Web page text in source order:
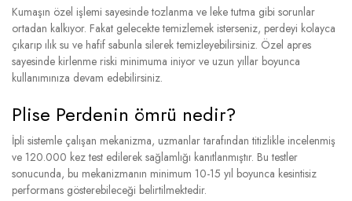
Kumaşın özel işlemi sayesinde tozlanma ve leke tutma gibi sorunlar
ortadan kalkıyor. Fakat gelecekte temizlemek isterseniz, perdeyi kolayca
çıkarıp ılık su ve hafif sabunla silerek temizleyebilirsiniz. Özel apres
sayesinde kirlenme riski minimuma iniyor ve uzun yıllar boyunca
kullanımınıza devam edebilirsiniz.
Plise Perdenin ömrü nedir?
İpli sistemle çalışan mekanizma, uzmanlar tarafından titizlikle incelenmiş
ve 120.000 kez test edilerek sağlamlığı kanıtlanmıştır. Bu testler
sonucunda, bu mekanizmanın minimum 10-15 yıl boyunca kesintisiz
performans gösterebileceği belirtilmektedir.